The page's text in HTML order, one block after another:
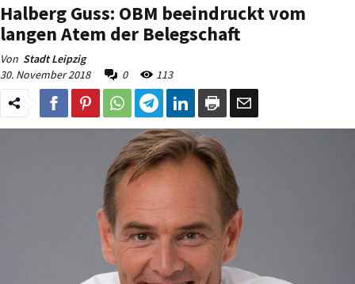
Halberg Guss: OBM beeindruckt vom
langen Atem der Belegschaft
Von Stadt Leipzig
30. November 2018
0 113